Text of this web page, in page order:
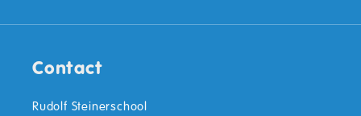
Contact
Rudolf Steinerschool